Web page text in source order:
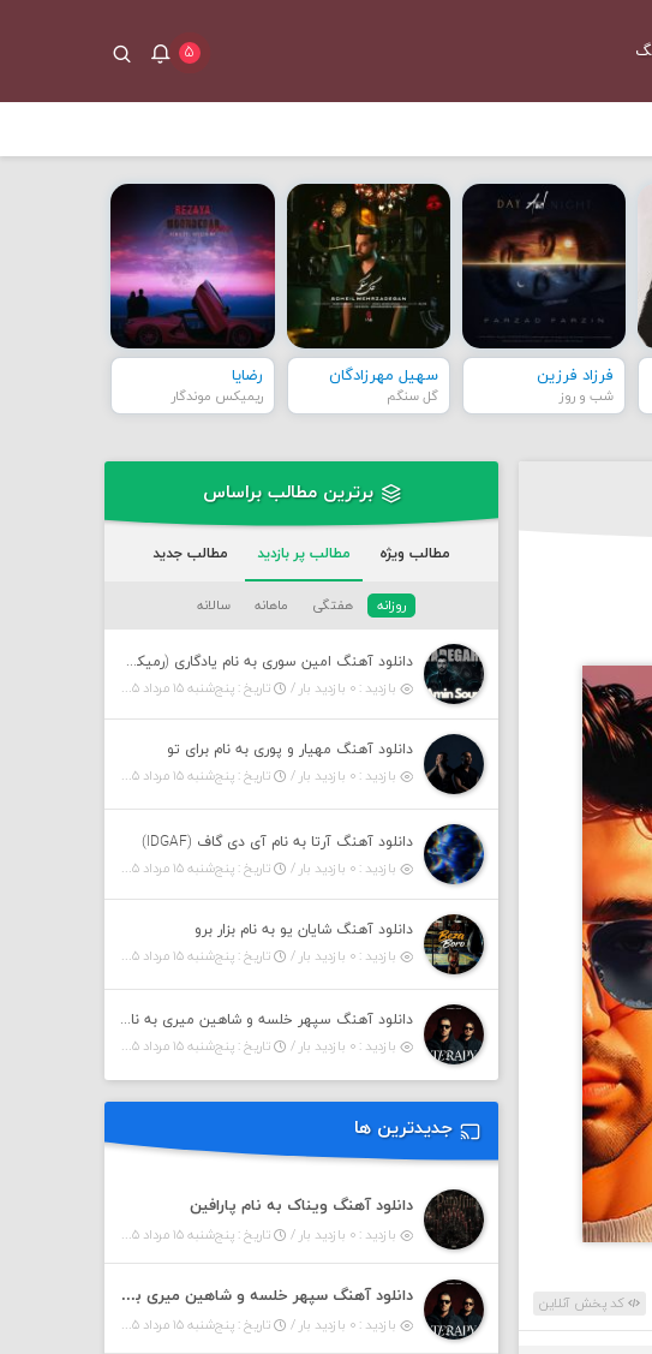
۵
فرزاد فرزین
شب و روز
سهیل مهرزادگان
گل سنگم
رضایا
ریمیکس موندگار
کد پخش آنلاین
برترین مطالب براساس
مطالب ویژه مطالب پر بازدید مطالب جدید
روزانه هفتگی ماهانه سالانه
دانلود آهنگ امین سوری به نام یادگاری (رمیکس)
بازدید : ۰ بازدید بار /
تاریخ : پنج‌شنبه ۱۵ مرداد ۱۴۰۵
دانلود آهنگ مهیار و پوری به نام برای تو
بازدید : ۰ بازدید بار /
تاریخ : پنج‌شنبه ۱۵ مرداد ۱۴۰۵
دانلود آهنگ آرتا به نام آی دی گاف (IDGAF)
بازدید : ۰ بازدید بار /
تاریخ : پنج‌شنبه ۱۵ مرداد ۱۴۰۵
دانلود آهنگ شایان یو به نام بزار برو
بازدید : ۰ بازدید بار /
تاریخ : پنج‌شنبه ۱۵ مرداد ۱۴۰۵
دانلود آهنگ سپهر خلسه و شاهین میری به نام تراپی
بازدید : ۰ بازدید بار /
تاریخ : پنج‌شنبه ۱۵ مرداد ۱۴۰۵
جدیدترین ها
دانلود آهنگ ویناک به نام پارافین
بازدید : ۰ بازدید بار / تاریخ : پنج‌شنبه ۱۵ مرداد ۱۴۰۵
دانلود آهنگ سپهر خلسه و شاهین میری به نام تراپی
بازدید : ۰ بازدید بار / تاریخ : پنج‌شنبه ۱۵ مرداد ۱۴۰۵